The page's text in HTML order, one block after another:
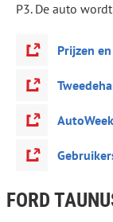
P3. De auto
Prijzen
FORD